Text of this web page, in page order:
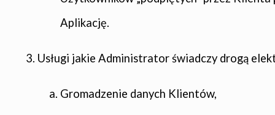
Aplikację.
Usługi jakie Administrator świadczy drogą
Gromadzenie danych Klientów,